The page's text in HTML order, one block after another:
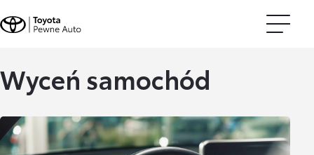
Wyceń samochód